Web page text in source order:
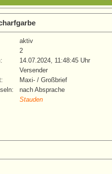
aktiv
2
14.07.2024, 11:48:45 Uhr
Versender
Maxi- / Großbrief
nach Absprache
Stauden